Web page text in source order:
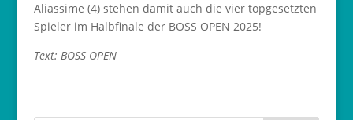
Aliassime (4) stehen damit auch die vier topgesetzten
Spieler im Halbfinale der BOSS OPEN 2025!
Text: BOSS OPEN